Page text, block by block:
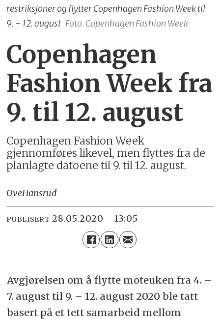
restriksjoner og flytter Copenhagen Fashion Week til
9. - 12. august Foto. Copenhagen Fashion Week
Copenhagen
Fashion Week fra
9. til 12. august
Copenhagen Fashion Week
gjennomføres likevel, men flyttes fra de
planlagte datoene til 9. til 12. august.
OveHansrud
PUBLISERT 28.05.2020 - 13:05
Avgjørelsen om å flytte moteuken fra 4. –
7. august til 9. – 12. august 2020 ble tatt
basert på et tett samarbeid mellom